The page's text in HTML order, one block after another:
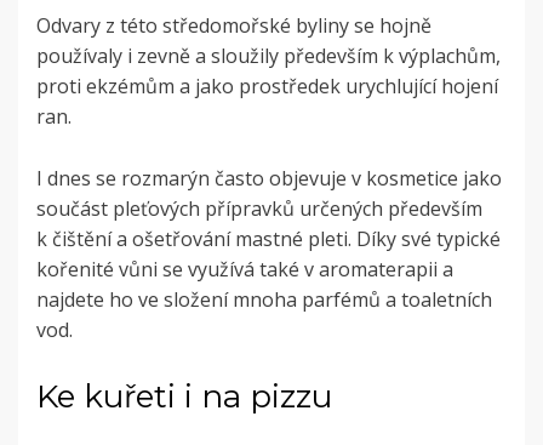
Odvary z této středomořské byliny se hojně
používaly i zevně a sloužily především k výplachům,
proti ekzémům a jako prostředek urychlující hojení
ran.
I dnes se rozmarýn často objevuje v kosmetice jako
součást pleťových přípravků určených především
k čištění a ošetřování mastné pleti. Díky své typické
kořenité vůni se využívá také v aromaterapii a
najdete ho ve složení mnoha parfémů a toaletních
vod.
Ke kuřeti i na pizzu